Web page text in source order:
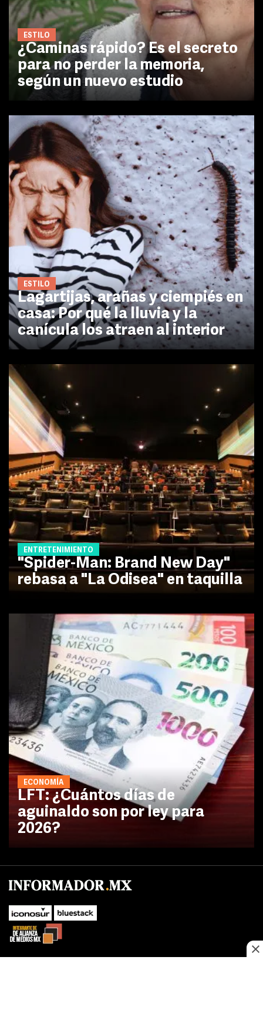
ESTILO
¿Caminas rápido? Es el secreto
para no perder la memoria,
según un nuevo estudio
ESTILO
Lagartijas, arañas y ciempiés en
casa: Por qué la lluvia y la
canícula los atraen al interior
ENTRETENIMIENTO
"Spider-Man: Brand New Day"
rebasa a "La Odisea" en taquilla
ECONOMÍA
LFT: ¿Cuántos días de
aguinaldo son por ley para
2026?